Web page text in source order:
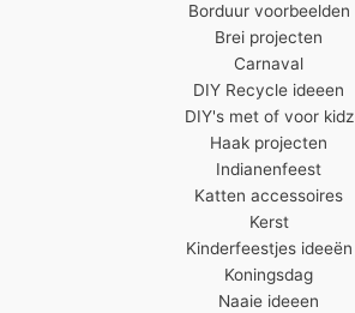
Borduur voorbeelden
Brei projecten
Carnaval
DIY Recycle ideeen
DIY's met of voor kidz
Haak projecten
Indianenfeest
Katten accessoires
Kerst
Kinderfeestjes ideeën
Koningsdag
Naaie ideeen